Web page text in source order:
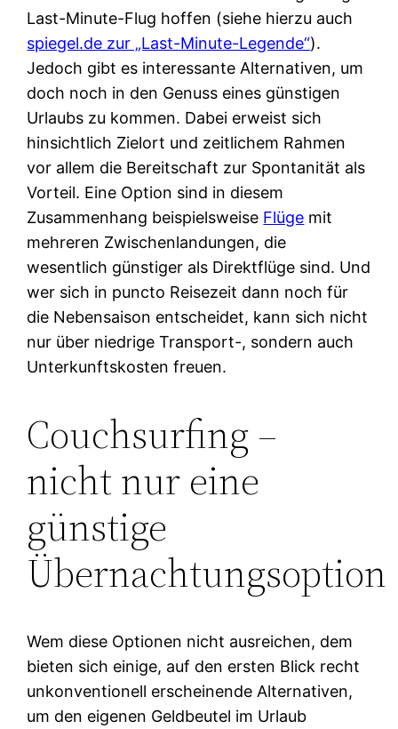
Last-Minute-Flug hoffen (siehe hierzu auch
spiegel.de zur „Last-Minute-Legende“).
Jedoch gibt es interessante Alternativen, um
doch noch in den Genuss eines günstigen
Urlaubs zu kommen. Dabei erweist sich
hinsichtlich Zielort und zeitlichem Rahmen
vor allem die Bereitschaft zur Spontanität als
Vorteil. Eine Option sind in diesem
Zusammenhang beispielsweise Flüge mit
mehreren Zwischenlandungen, die
wesentlich günstiger als Direktflüge sind. Und
wer sich in puncto Reisezeit dann noch für
die Nebensaison entscheidet, kann sich nicht
nur über niedrige Transport-, sondern auch
Unterkunftskosten freuen.
Couchsurfing –
nicht nur eine
günstige
Übernachtungsoption
Wem diese Optionen nicht ausreichen, dem
bieten sich einige, auf den ersten Blick recht
unkonventionell erscheinende Alternativen,
um den eigenen Geldbeutel im Urlaub